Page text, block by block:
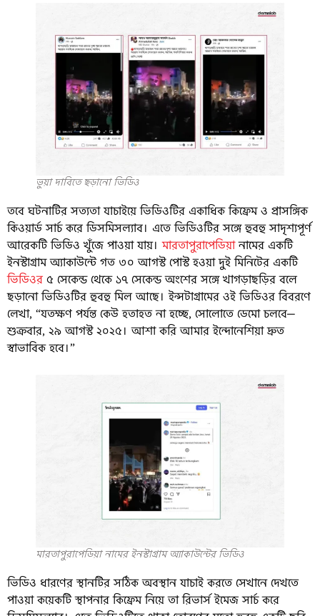
ভুয়া দাবিতে ছড়ানো ভিডিও
তবে ঘটনাটির সত্যতা যাচাইয়ে ভিডিওটির একাধিক কিফ্রেম ও প্রাসঙ্গিক
কিওয়ার্ড সার্চ করে ডিসমিসল্যাব। এতে ভিডিওটির সঙ্গে হুবহু সাদৃশ্যপূর্ণ
আরেকটি ভিডিও খুঁজে পাওয়া যায়।মারতাপুরাপেডিয়ানামের একটি
ইনস্টাগ্রাম অ্যাকাউন্টে গত ৩০ আগস্ট পোস্ট হওয়া দুই মিনিটের একটি
ভিডিওর ৫ সেকেন্ড থেকে ১৭ সেকেন্ড অংশের সঙ্গে খাগড়াছড়ির বলে
ছড়ানো ভিডিওটির হুবহু মিল আছে। ইন্সটাগ্রামের ওই ভিডিওর বিবরণে
লেখা, “যতক্ষণ পর্যন্ত কেউ হতাহত না হচ্ছে, সোলোতে ডেমো চলবে—
শুক্রবার, ২৯ আগস্ট ২০২৫। আশা করি আমার ইন্দোনেশিয়া দ্রুত
স্বাভাবিক হবে।”
মারতাপুরাপেডিয়া নামের ইনস্টাগ্রাম অ্যাকাউন্টের ভিডিও
ভিডিও ধারণের স্থানটির সঠিক অবস্থান যাচাই করতে সেখানে দেখতে
পাওয়া কয়েকটি স্থাপনার কিফ্রেম নিয়ে তা রিভার্স ইমেজ সার্চ করে